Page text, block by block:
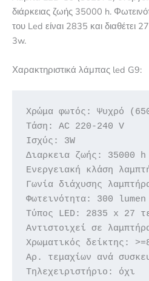
διάρκειας ζωής 35000 h.
του Led είναι 2835 και διαθέτει
3w.
Χαρακτηριστικά λάμπας led G9:
Χρώμα φωτός: Ψυχρό
Τάση: AC 220-240 V
Ισχύς: 3W
Διαρκεια ζωής: 35000 h
Ενεργειακή κλάση
Γωνία διάχυσης
Φωτεινότητα: 300
Τύπος LED: 2835 x 27
Αντιστοιχεί σε
Χρωματικός δείκτης:
Αρ. τεμαχίων ανά
Τηλεχειριστήριο: όχι